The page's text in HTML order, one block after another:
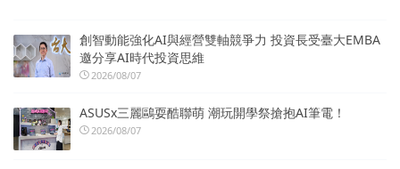
創智動能強化AI與經營雙軸競爭力 投資長受臺大EMBA
邀分享AI時代投資思維
2026/08/07
ASUSx三麗鷗耍酷聯萌 潮玩開學祭搶抱AI筆電！
2026/08/07